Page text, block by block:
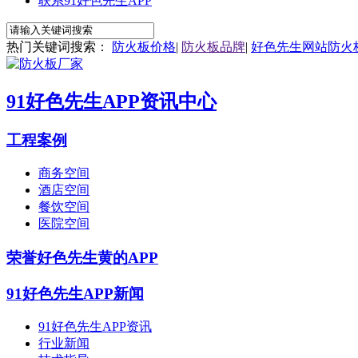
热门关键词搜索： 防火板价格| 防火板品牌| 好色先生网站防火
91好色先生APP资讯中心
工程案例
商务空间
酒店空间
餐饮空间
医院空间
荣誉好色先生黄的APP
91好色先生APP新闻
91好色先生APP资讯
行业新闻